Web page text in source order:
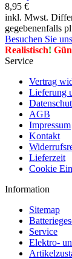
8,95 €
inkl. Mwst.
gegebenenfalls
Besuchen Sie
Realistisch!
Service
Vertrag
Lieferung
AGB
Impressum
Kontakt
Lieferzeit
Cookie
Information
Sitemap
Service
Elektro-